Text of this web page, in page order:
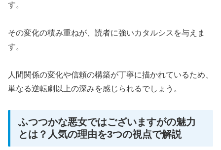
す。
その変化の積み重ねが、読者に強いカタルシスを与えま
す。
人間関係の変化や信頼の構築が丁寧に描かれているため、
単なる逆転劇以上の深みを感じられるでしょう。
ふつつかな悪女ではございますがの魅力
とは？人気の理由を3つの視点で解説